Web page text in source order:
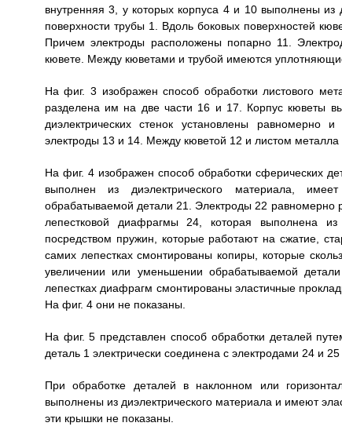
внутренняя 3, у которых корпуса 4 и 10 выполнены
поверхности трубы 1. Вдоль боковых поверхностей
Причем электроды расположены попарно 11.
кювете. Между кюветами и трубой имеются
На фиг. 3 изображен способ обработки листового
разделена им на две части 16 и 17. Корпус кюветы
диэлектрических стенок установлены равномерно
электроды 13 и 14. Между кюветой 12 и листом
На фиг. 4 изображен способ обработки сферических
выполнен из диэлектрического материала,
обрабатываемой детали 21. Электроды 22 равномерно
лепестковой диафрагмы 24, которая выполнена
посредством пружин, которые работают на сжатие,
самих лепестках смонтированы копиры, которые
увеличении или уменьшении обрабатываемой
лепестках диафрагм смонтированы эластичные
На фиг. 4 они не показаны.
На фиг. 5 представлен способ обработки деталей
деталь 1 электрически соединена с электродами 24 и
При обработке деталей в наклонном или
выполнены из диэлектрического материала и имеют
эти крышки не показаны.